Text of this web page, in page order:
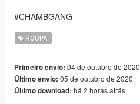
#CHAMBGANG
ROUPA
Primeiro envio: 04 de outubro de 2020
Último envio: 05 de outubro de 2020
Último download: há 2 horas atrás